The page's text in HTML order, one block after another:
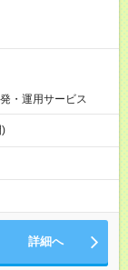
・運用サービス
詳細へ